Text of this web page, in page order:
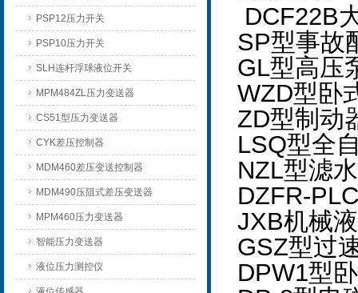
PSP12压力开关
PSP10压力开关
SLH连杆浮球液位开关
MPM484ZL压力变送器
CS51型压力变送器
CYK差压控制器
MDM460差压变送控制器
MDM490压阻式差压变送器
MPM460压力变送器
智能压力变送器
液位压力测控仪
DCF22B
SP型事故
GL型高压
WZD型卧
ZD型制动
LSQ型全
NZL型滤
DZFR-
JXB机械
GSZ型过
DPW1型